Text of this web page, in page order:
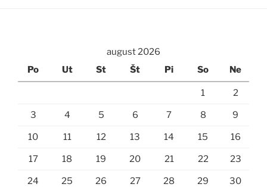
august 2026
Po
Ut St Št Pi So Ne
1 2
3 4 5 6 7 8 9
10 11 12 13 14 15 16
17 18 19 20 21 22 23
24 25 26 27 28 29 30